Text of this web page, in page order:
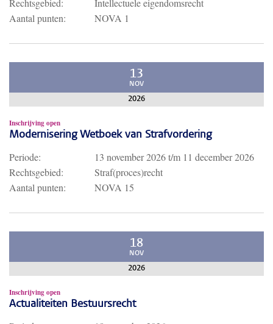
Rechtsgebied:
Intellectuele eigendomsrecht
Aantal punten:
NOVA 1
13
NOV
2026
Inschrijving open
Modernisering Wetboek van Strafvordering
Periode: 13 november 2026t/m 11 december 2026
Rechtsgebied:
Straf(proces)recht
Aantal punten:
NOVA 15
18
NOV
2026
Inschrijving open
Actualiteiten Bestuursrecht